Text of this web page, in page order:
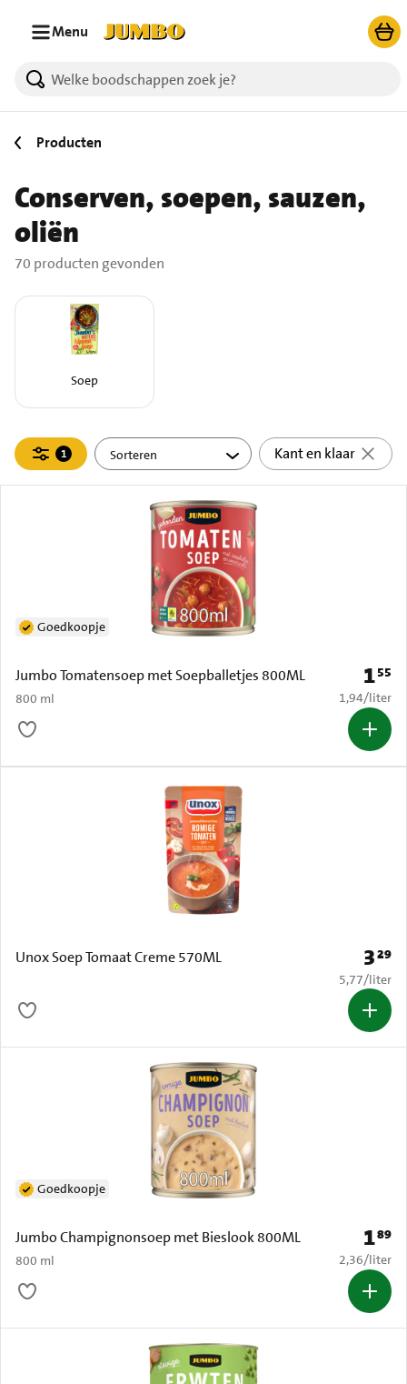
Menu
70 producten gevonden.
Producten
Conserven, soepen, sauzen,
oliën
70 producten gevonden
Soep
Filteren
1
actief
Kant en klaar
Jumbo Tomatensoep met Soepballetjes 800ML
800 ml
Goedkoopje
Prijs:
155
€ 1,94 per
1,94/liter
Unox Soep Tomaat Creme 570ML Prijs:
329
€ 5,77 per
5,77/liter
Jumbo Champignonsoep met Bieslook 800ML
800 ml
Goedkoopje
Prijs:
189
€ 2,36 per
2,36/liter